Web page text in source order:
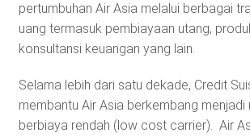
pertumbuhan Air Asia melalui berbagai
uang termasuk pembiayaan utang,
konsultansi keuangan yang lain.
Selama lebih dari satu dekade, Credit
membantu Air Asia berkembang menjadi
berbiaya rendah (low cost carrier). Air